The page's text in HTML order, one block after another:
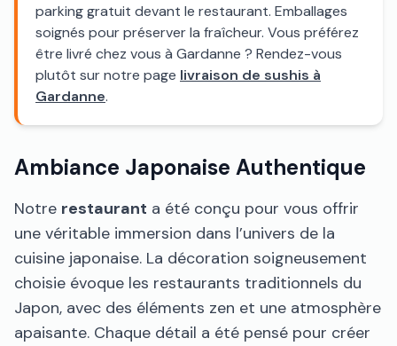
parking gratuit devant le restaurant. Emballages
soignés pour préserver la fraîcheur. Vous préférez
être livré chez vous à Gardanne ? Rendez-vous
plutôt sur notre page livraison de sushis à
Gardanne.
Ambiance Japonaise Authentique
Notre restaurant a été conçu pour vous offrir
une véritable immersion dans l’univers de la
cuisine japonaise. La décoration soigneusement
choisie évoque les restaurants traditionnels du
Japon, avec des éléments zen et une atmosphère
apaisante. Chaque détail a été pensé pour créer